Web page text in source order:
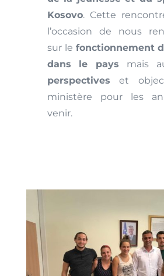
Kosovo. Cette
l’occasion de nous
sur le fonctionnement
dans le pays mais
perspectives et
ministère pour les
venir.